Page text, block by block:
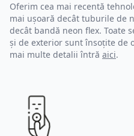
Oferim cea mai recentă
mai ușoară decât tuburile de
decât bandă neon flex. Toate
și de exterior sunt însoțite de
mai multe detalii întră aici.